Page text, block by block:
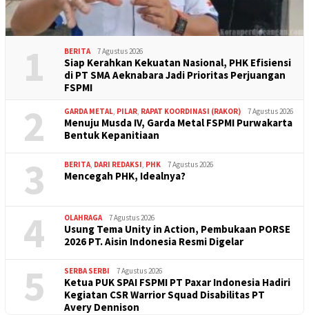
1 BERITA 7 Agustus 2026
Siap Kerahkan Kekuatan Nasional, PHK Efisiensi
di PT SMA Aeknabara Jadi Prioritas Perjuangan
FSPMI
2 GARDA METAL, PILAR, RAPAT KOORDINASI (RAKOR) 7 Agustus 2026
Menuju Musda IV, Garda Metal FSPMI Purwakarta
Bentuk Kepanitiaan
3 BERITA, DARI REDAKSI, PHK 7 Agustus 2026
Mencegah PHK, Idealnya?
4 OLAHRAGA 7 Agustus 2026
Usung Tema Unity in Action, Pembukaan PORSE
2026 PT. Aisin Indonesia Resmi Digelar
5 SERBA SERBI 7 Agustus 2026
Ketua PUK SPAI FSPMI PT Paxar Indonesia Hadiri
Kegiatan CSR Warrior Squad Disabilitas PT
Avery Dennison